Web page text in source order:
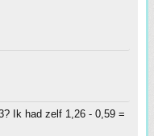
Ik had zelf 1,26 - 0,59 =